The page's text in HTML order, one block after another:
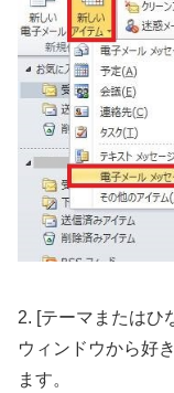
2. [テーマまたはひ
ウィンドウから好
ます。